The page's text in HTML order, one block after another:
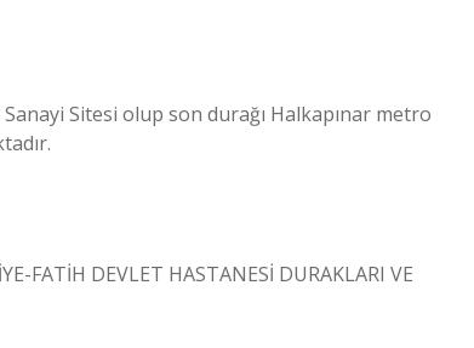
Sitesi olup son durağı Halkapınar metro
FATİH DEVLET HASTANESİ DURAKLARI VE